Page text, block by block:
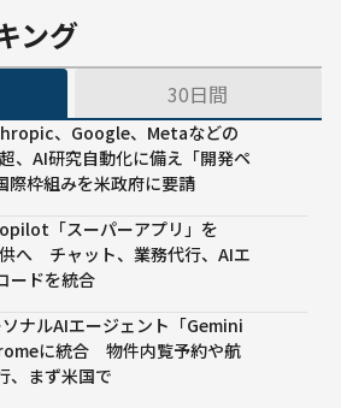
る」
高精
小規
ング
30日間
、Google、Metaなどの
、AI研究自動化に備え「開発ペ
際枠組みを米政府に要請
「スーパーアプリ」を
へ チャット、業務代行、AIエ
ードを統合
ナルAIエージェント「Gemini
に統合 物件内覧予約や航
、まず米国で